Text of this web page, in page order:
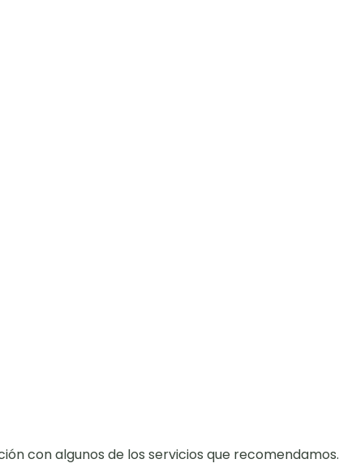
con algunos de los servicios que recomendamos.